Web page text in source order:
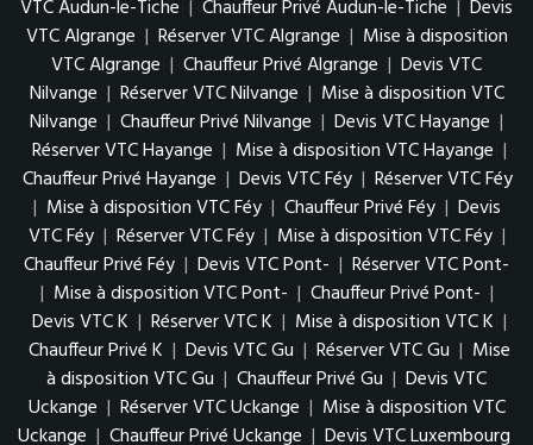
VTC Audun-le-Tiche | Chauffeur Privé Audun-le-Tiche | Devis
VTC Algrange | Réserver VTC Algrange | Mise à disposition
VTC Algrange | Chauffeur Privé Algrange | Devis VTC
Nilvange | Réserver VTC Nilvange | Mise à disposition VTC
Nilvange | Chauffeur Privé Nilvange | Devis VTC Hayange |
Réserver VTC Hayange | Mise à disposition VTC Hayange |
Chauffeur Privé Hayange | Devis VTC Féy | Réserver VTC Féy
| Mise à disposition VTC Féy | Chauffeur Privé Féy | Devis
VTC Féy | Réserver VTC Féy | Mise à disposition VTC Féy |
Chauffeur Privé Féy | Devis VTC Pont- | Réserver VTC Pont-
| Mise à disposition VTC Pont- | Chauffeur Privé Pont- |
Devis VTC K | Réserver VTC K | Mise à disposition VTC K |
Chauffeur Privé K | Devis VTC Gu | Réserver VTC Gu | Mise
à disposition VTC Gu | Chauffeur Privé Gu | Devis VTC
Uckange | Réserver VTC Uckange | Mise à disposition VTC
Uckange | Chauffeur Privé Uckange | Devis VTC Luxembourg